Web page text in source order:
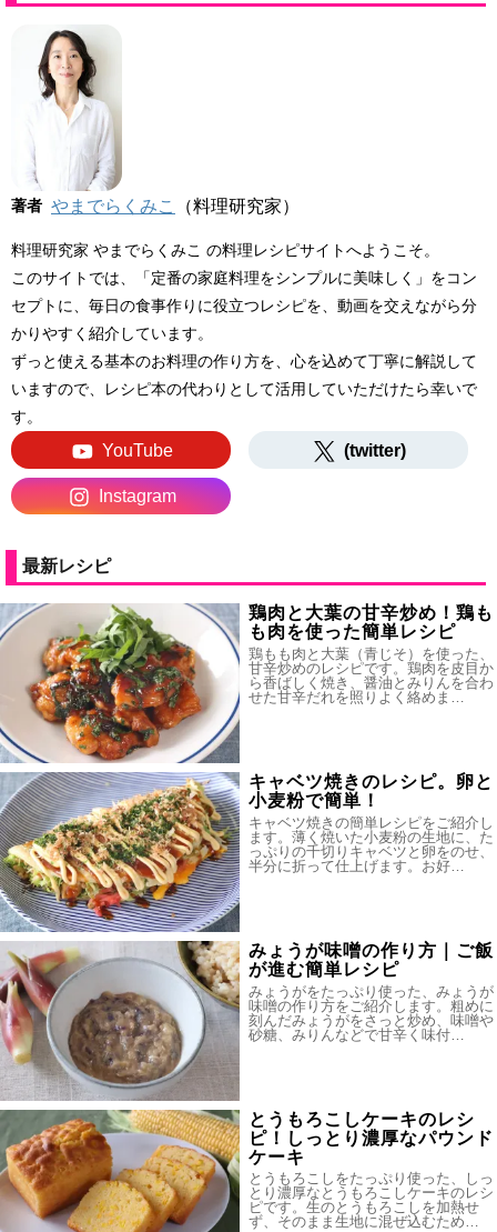
著者 やまでらくみこ （料理研究家）
料理研究家 やまでらくみこ の料理レシピサイトへようこそ。
このサイトでは、「定番の家庭料理をシンプルに美味しく」をコン
セプトに、毎日の食事作りに役立つレシピを、動画を交えながら分
かりやすく紹介しています。
ずっと使える基本のお料理の作り方を、心を込めて丁寧に解説して
いますので、レシピ本の代わりとして活用していただけたら幸いで
す。
YouTube (twitter)
Instagram
最新レシピ
鶏肉と大葉の甘辛炒め！鶏も
も肉を使った簡単レシピ
鶏もも肉と大葉（青じそ）を使った、
甘辛炒めのレシピです。鶏肉を皮目か
ら香ばしく焼き、醤油とみりんを合わ
せた甘辛だれを照りよく絡めま…
キャベツ焼きのレシピ。卵と
小麦粉で簡単！
キャベツ焼きの簡単レシピをご紹介し
ます。薄く焼いた小麦粉の生地に、た
っぷりの千切りキャベツと卵をのせ、
半分に折って仕上げます。お好…
みょうが味噌の作り方｜ご飯
が進む簡単レシピ
みょうがをたっぷり使った、みょうが
味噌の作り方をご紹介します。粗めに
刻んだみょうがをさっと炒め、味噌や
砂糖、みりんなどで甘辛く味付…
とうもろこしケーキのレシ
ピ！しっとり濃厚なパウンド
ケーキ
とうもろこしをたっぷり使った、しっ
とり濃厚なとうもろこしケーキのレシ
ピです。生のとうもろこしを加熱せ
ず、そのまま生地に混ぜ込むため…